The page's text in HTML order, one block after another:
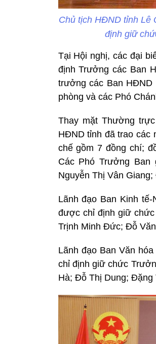
Chủ tịch HĐND tỉnh Lê
định giữ
Tại Hội nghị, các đại
định Trưởng các Ban
trưởng các Ban HĐND
phòng và các Phó
Thay mặt Thường
HĐND tỉnh đã trao các
chế gồm 7 đồng chí;
Các Phó Trưởng Ban
Nguyễn Thị Vân
Lãnh đạo Ban Kinh
được chỉ định giữ
Trịnh Minh Đức; Đỗ
Lãnh đạo Ban Văn
chỉ định giữ chức
Hà; Đỗ Thị Dung; Đặng